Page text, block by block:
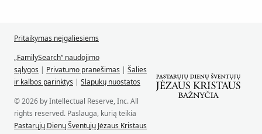
Pritaikymas neįgaliesiems
„FamilySearch“ naudojimo
sąlygos | Privatumo pranešimas | Šalies
ir kalbos parinktys | Slapukų nuostatos
© 2026 by Intellectual Reserve, Inc. All
rights reserved. Paslauga, kurią teikia
Pastarųjų Dienų Šventųjų Jėzaus Kristaus